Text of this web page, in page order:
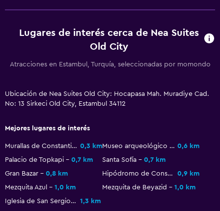
Lugares de interés cerca de Nea Suites
Old City
Atracciones en Estambul, Turquía, seleccionadas por momondo
Ubicación de Nea Suites Old City: Hocapasa Mah. Muradiye Cad.
No: 13 Sirkeci Old City, Estambul 34112
Mejores lugares de interés
Murallas de Constantinopla 0,3 km Museo arqueológico de Estambul 0,6 km
Palacio de Topkapi
0,7 km Santa Sofía
0,7 km
Gran Bazar
0,8 km Hipódromo de Constantinopla
0,9 km
Mezquita Azul
1,0 km Mezquita de Beyazid
1,0 km
Iglesia de San Sergio y San Baco
1,3 km